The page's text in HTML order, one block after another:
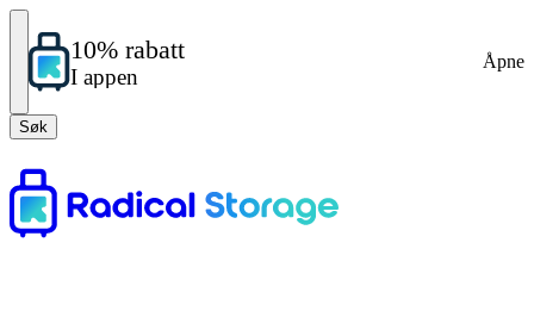
10% rabatt
I appen
Åpne
Søk